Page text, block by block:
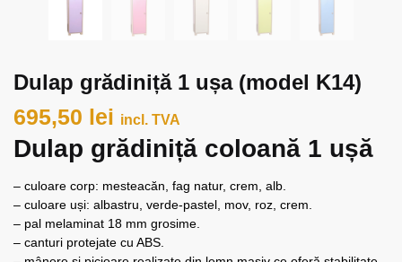
Dulap grădiniță 1 ușa (model K14)
695,50 lei incl. TVA
Dulap grădiniță coloană 1 ușă
– culoare corp: mesteacăn, fag natur, crem, alb.
– culoare uși: albastru, verde-pastel, mov, roz, crem.
– pal melaminat 18 mm grosime.
– canturi protejate cu ABS.